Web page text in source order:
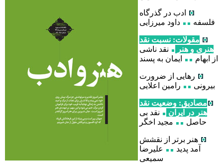
ادب در گذرگاه
فلسفه
داود میرزایی
مقولات: نسبت نقد
هنری و هنر
نقد ناشی
از ابهام
ایمان به پسند
رهایی از ضرورت
بیرونی
رامین اعلایی
مصادیق: وضعیت نقد
هنر در ایران
نقد بی
حاصل
مجید اخگر
هنر برتر از نقشش
آمد پدید
علیرضا
سمیعی